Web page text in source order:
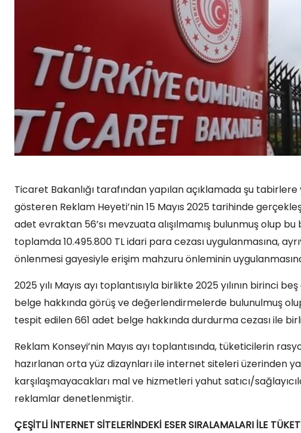
Ticaret Bakanlığı tarafından yapılan açıklamada şu
gösteren Reklam Heyeti’nin 15 Mayıs 2025 tarihinde
adet evraktan 56’sı mevzuata alışılmamış bulunmuş olup
toplamda 10.495.800 TL idari para cezası uygulanmasına,
önlenmesi gayesiyle erişim mahzuru önleminin
2025 yılı Mayıs ayı toplantısıyla birlikte 2025 yılının birinci
belge hakkında görüş ve değerlendirmelerde bulunulmuş
tespit edilen 661 adet belge hakkında durdurma cezası ile
Reklam Konseyi’nin Mayıs ayı toplantısında, tüketicilerin
hazırlanan orta yüz dizaynları ile internet siteleri üzerinden
karşılaşmayacakları mal ve hizmetleri yahut satıcı/
reklamlar denetlenmiştir.
ÇEŞİTLİ İNTERNET SİTELERİNDEKİ ESER SIRALAMALARI İLE